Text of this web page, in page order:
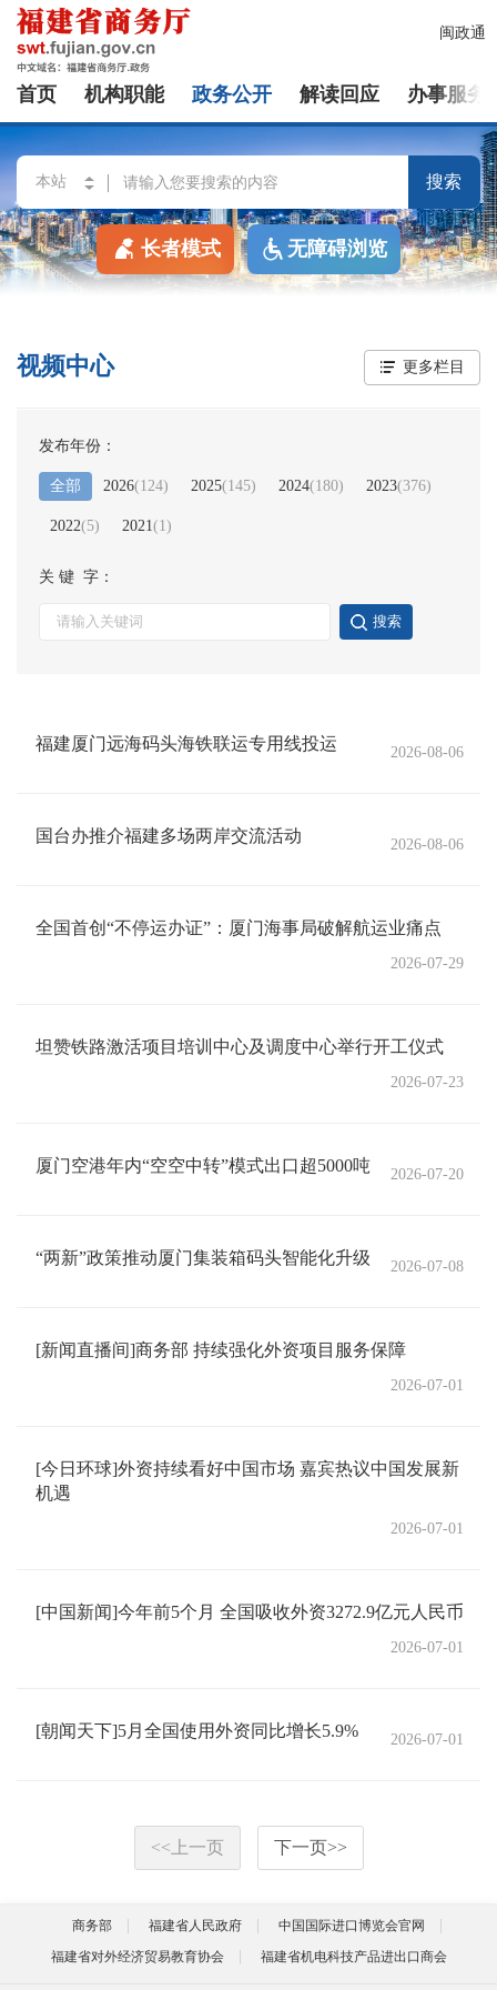
闽政通
首页 机构职能 政务公开 解读回应 办事服务
搜索
长者模式 无障碍浏览
视频中心 更多栏目
发布年份：
全部 2026(124) 2025(145) 2024(180) 2023(376)
2022(5) 2021(1)
关 键 字：
搜索
福建厦门远海码头海铁联运专用线投运 2026-08-06
国台办推介福建多场两岸交流活动 2026-08-06
全国首创“不停运办证”：厦门海事局破解航运业痛点
2026-07-29
坦赞铁路激活项目培训中心及调度中心举行开工仪式
2026-07-23
厦门空港年内“空空中转”模式出口超5000吨 2026-07-20
“两新”政策推动厦门集装箱码头智能化升级 2026-07-08
[新闻直播间]商务部 持续强化外资项目服务保障
2026-07-01
[今日环球]外资持续看好中国市场 嘉宾热议中国发展新
机遇
2026-07-01
[中国新闻]今年前5个月 全国吸收外资3272.9亿元人民币
2026-07-01
[朝闻天下]5月全国使用外资同比增长5.9% 2026-07-01
<< 上一页 下一页>>
商务部 福建省人民政府
中国国际进口博览会官网
福建省对外经济贸易教育协会
福建省机电科技产品进出口商会